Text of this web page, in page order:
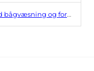
og forebyggende tips